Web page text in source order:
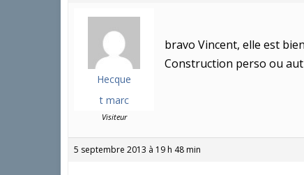
Hecque
t marc
Visiteur
bravo Vincent, elle est
Construction perso ou
5 septembre 2013 à 19 h 48 min